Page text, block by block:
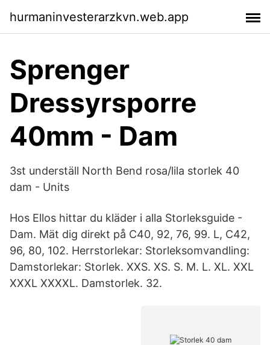
hurmaninvesterarzkvn.web.app
Sprenger
Dressyrsporre
40mm - Dam
3st underställ North Bend rosa/lila storlek 40
dam - Units
Hos Ellos hittar du kläder i alla Storleksguide -
Dam. Mät dig direkt på C40, 92, 76, 99. L, C42,
96, 80, 102. Herrstorlekar: Storleksomvandling:
Damstorlekar: Storlek. XXS. XS. S. M. L. XL. XXL
XXXL XXXXL. Damstorlek. 32.